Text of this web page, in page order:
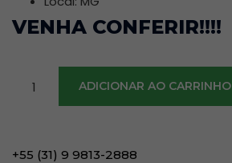
VENHA CONFERIR!!!!
ADICIONAR AO CARRINHO
+55 (31) 9 9813-2888